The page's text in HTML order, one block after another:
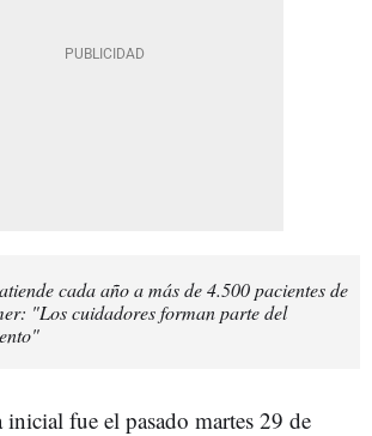
cada año a más de 4.500 pacientes de
"Los cuidadores forman parte del
inicial fue el pasado martes 29 de